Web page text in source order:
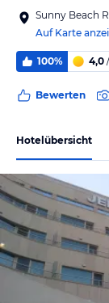
Sunny Beach
Auf Karte
100% 4,0
Bewerten
Hotelübersicht